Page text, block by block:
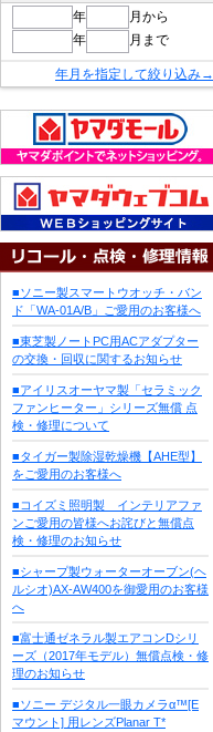
年
月から
年
月まで
年月を指定して絞り込み→
■ソニー製スマートウオッチ・バン
ド「WA-01A/B」ご愛用のお客様へ
■東芝製ノートPC用ACアダプター
の交換・回収に関するお知らせ
■アイリスオーヤマ製「セラミック
ファンヒーター」シリーズ無償 点
検・修理について
■タイガー製除湿乾燥機【AHE型】
をご愛用のお客様へ
■コイズミ照明製 インテリアファ
ンご愛用の皆様へお詫びと無償点
検・修理のお知らせ
■シャープ製ウォーターオーブン(ヘ
ルシオ)AX-AW400を御愛用のお客様
へ
■富士通ゼネラル製エアコンDシリ
ーズ（2017年モデル）無償点検・修
理のお知らせ
■ソニー デジタル一眼カメラα™[E
マウント] 用レンズPlanar T*